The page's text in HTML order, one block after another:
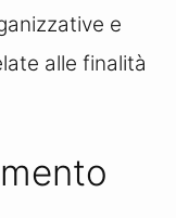
e
alle finalità